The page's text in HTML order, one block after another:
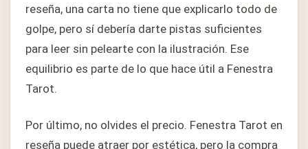
reseña, una carta no tiene que explicarlo todo de
golpe, pero sí debería darte pistas suficientes
para leer sin pelearte con la ilustración. Ese
equilibrio es parte de lo que hace útil a Fenestra
Tarot.
Por último, no olvides el precio. Fenestra Tarot en
reseña puede atraer por estética, pero la compra